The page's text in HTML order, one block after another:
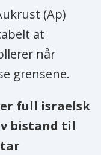
(Ap)
at
når
grensene.
full israelsk
bistand til